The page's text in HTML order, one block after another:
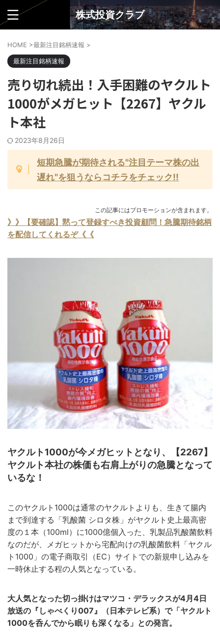
株式投資クラブ
HOME >最新注目銘柄速報 >
最新注目銘柄速報
売り切れ続出！入手困難のヤクルト
1000がメガヒット【2267】ヤクル
ト本社
2023年8月26日
短期急騰が期待される"注目テーマ株の出
遅れ"を狙うならコチラをチェック!!
この記事にはプロモーションが含まれます。
》》【要確認】黙って登録すべき投資顧問！急騰期待銘柄
を配信してくれるぞ《《
ヤクルト1000が今メガヒットとなり、【2267】
ヤクルト本社の株価も右肩上がりの急騰となって
いるな！
このヤクルト1000は通常のヤクルトよりも、生きて腸内
まで到達する「乳酸菌 シロタ株」がヤクルト史上最高密
度の１本（100ml）に1000億個入った、乳製品乳酸菌飲料
なのだが、メガヒットから宅配向けの乳酸菌飲料「ヤクル
ト1000」の電子商取引（EC）サイトでの新規申し込みを
一時休止する程の人気となっている。
大人気となった切っ掛けはマツコ・デラックスが4月4日
放送の『しゃべくり007』（日本テレビ系）で「ヤクルト
1000を呑んでから眠りも深くなる」との発言。